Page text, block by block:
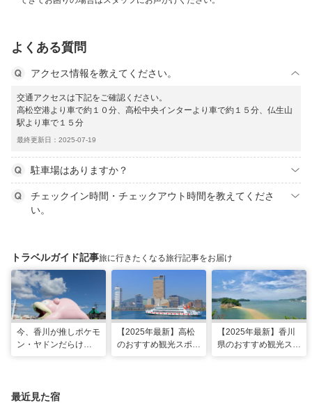
よくある質問
アクセス情報を教えてください。
交通アクセスは下記をご確認ください。
高松空港より車で約１０分、高松中央インターより車で約１５分、仏生山
駅より車で１５分
最終更新日：2025-07-19
駐車場はありますか？
チェックイン時間・チェックアウト時間を教えてくださ
い。
トラベルガイド記事旅に行きたくなる旅行記事をお届け
今、香川が推しポケモ
ン・ヤドンだらけ
【2025年最新】高松
のおすすめ観光スポッ
【2025年最新】香川
県のおすすめ観光スポ
最近見た宿